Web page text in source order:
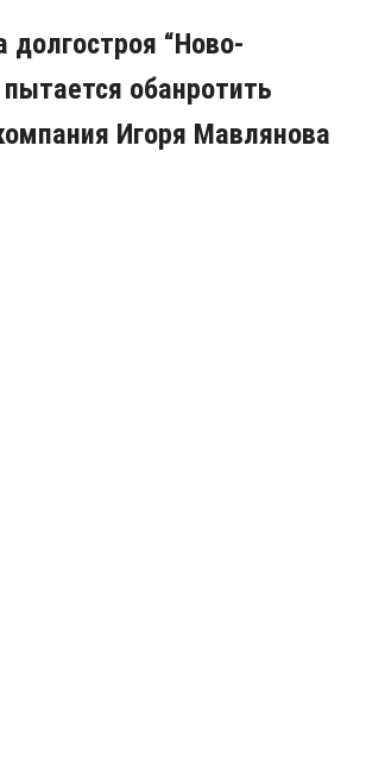
долгостроя “Ново-
обанротить
Игоря Мавлянова